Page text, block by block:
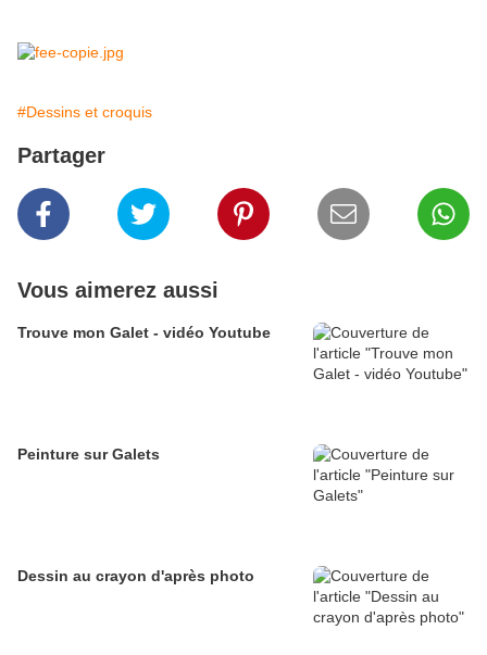
#Dessins et croquis
Partager
Vous aimerez aussi
Trouve mon Galet - vidéo Youtube
Peinture sur Galets
Dessin au crayon d'après photo